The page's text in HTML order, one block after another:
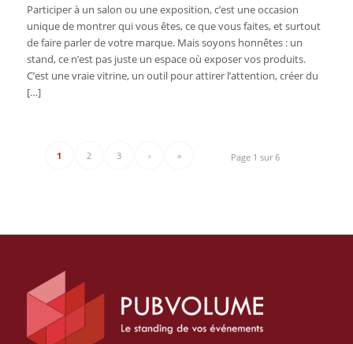
Participer à un salon ou une exposition, c’est une occasion
unique de montrer qui vous êtes, ce que vous faites, et surtout
de faire parler de votre marque. Mais soyons honnêtes : un
stand, ce n’est pas juste un espace où exposer vos produits.
C’est une vraie vitrine, un outil pour attirer l’attention, créer du
[…]
Page 1 sur 6
1 2 3 › »